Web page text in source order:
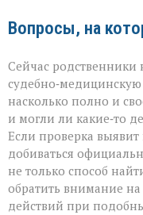
Вопросы, на
Сейчас
насколько полно и
и могли ли какие‑то
Если проверка
добиваться
не только способ
обратить внимание на
действий при